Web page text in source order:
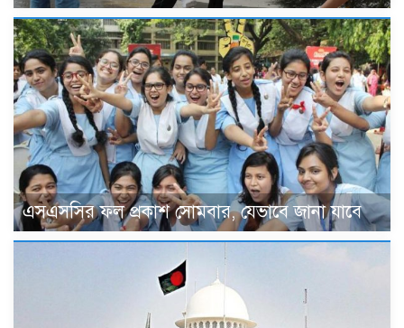
এসএসসির ফল প্রকাশ সোমবার, যেভাবে জানা যাবে